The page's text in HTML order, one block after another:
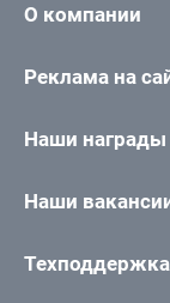
О компании
Реклама на
Наши награды
Наши
Техподдержка